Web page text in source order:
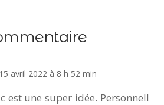
15 avril 2022 à 8 h 52 min
est une super idée. Personnell